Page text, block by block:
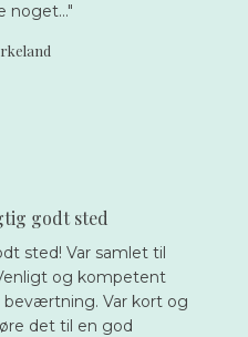
noget..."
godt sted
sted! Var samlet til
og kompetent
Var kort og
det til en god